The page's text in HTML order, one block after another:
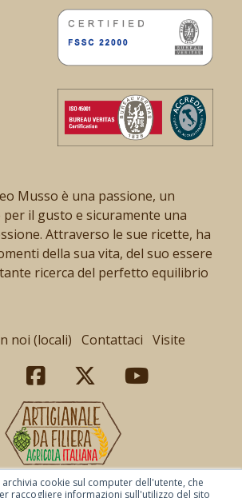
cookie sul computer dell'utente, che
raccogliere informazioni sull'utilizzo del sito
Musso è una passione, un
il gusto e sicuramente una
Attraverso le sue ricette, ha
della sua vita, del suo essere
ricerca del perfetto equilibrio
noi (locali) Contattaci Visite